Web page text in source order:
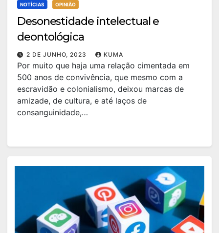
NOTÍCIAS OPINIÃO
Desonestidade intelectual e
deontológica
2 DE JUNHO, 2023 KUMA
Por muito que haja uma relação cimentada em
500 anos de convivência, que mesmo com a
escravidão e colonialismo, deixou marcas de
amizade, de cultura, e até laços de
consanguinidade,…